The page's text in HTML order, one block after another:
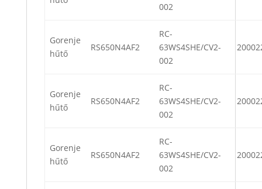
002
Gorenje
hűtő
RS650N4AF2
RC-
63WS4SHE/CV2-
002
Gorenje
hűtő
RS650N4AF2
RC-
63WS4SHE/CV2-
002
Gorenje
hűtő
RS650N4AF2
RC-
63WS4SHE/CV2-
002